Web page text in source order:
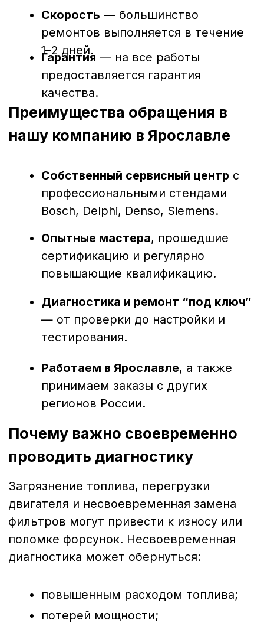
проблемы и поддерживать технику в
идеальном рабочем состоянии.
Заключение
Диагностика и ремонт форсунок в
Ярославле — это надежный способ
продлить срок службы дизельной
техники и сохранить её мощность.
Своевременное обращение к
стабильную работу двигателя.
Наш сервис поможет вашей технике
работать без перебоев — быстро, точно